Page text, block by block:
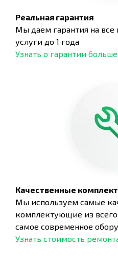
Реальная гарантия
Мы даем гарантия на
услуги до 1 года
Узнать о гарантии больше
Качественные
Мы используем самые
комплектующие из
самое современное
Узнать стоимость